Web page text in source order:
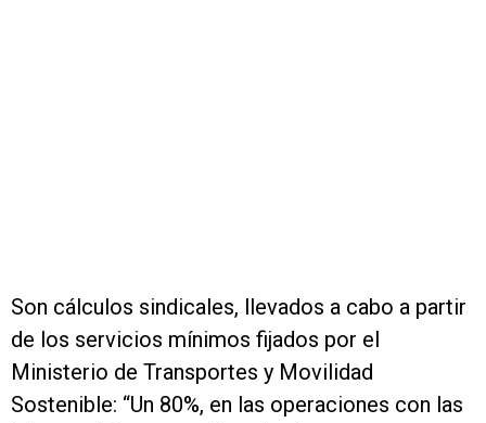
Son cálculos sindicales, llevados a cabo a partir
de los servicios mínimos fijados por el
Ministerio de Transportes y Movilidad
Sostenible: “Un 80%, en las operaciones con las